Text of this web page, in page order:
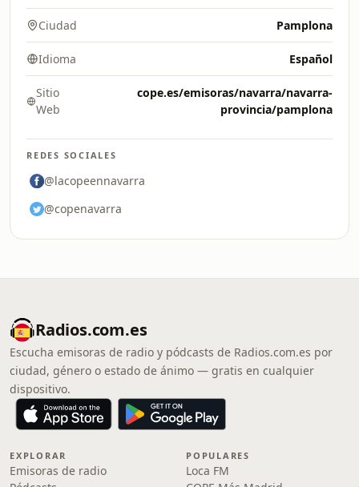
Ciudad Pamplona
Idioma Español
Sitio
Web
cope.es/emisoras/navarra/navarra-
provincia/pamplona
REDES SOCIALES
@lacopeennavarra
@copenavarra
Radios.com.es
Escucha emisoras de radio y pódcasts de Radios.com.es por
ciudad, género o estado de ánimo — gratis en cualquier
dispositivo.
EXPLORAR
Emisoras de radio
POPULARES
Loca FM